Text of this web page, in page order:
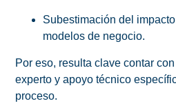
Subestimación del
modelos de negocio.
Por eso, resulta clave contar
experto y apoyo técnico
proceso.